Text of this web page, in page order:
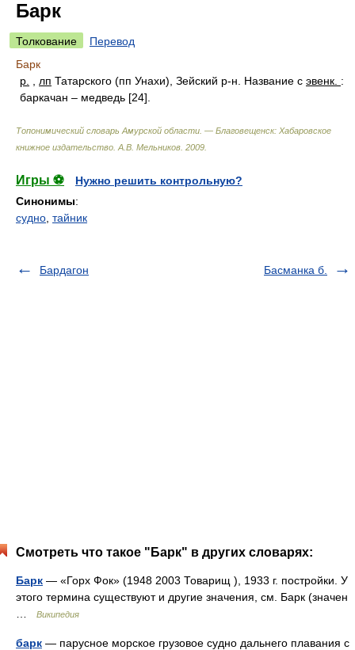
Барк
Толкование
Перевод
Барк
р.
лп Татарского (пп Унахи), Зейский р-н. Название с эвенк. :
баркачан – медведь [24].
Топонимический словарь Амурской области. — Благовещенск: Хабаровское
книжное издательство А.В. Мельников 2009
Игры ⚽
Нужно решить контрольную?
Синонимы:
судно тайник
Бардагон Басманка б.
Смотреть что такое "Барк" в других словарях:
Барк — «Горх Фок» (1948 2003 Товарищ ), 1933 г. постройки. У
этого термина существуют и другие значения, см. Барк (значен
Википедия
барк — парусное морское грузовое судно дальнего плавания с